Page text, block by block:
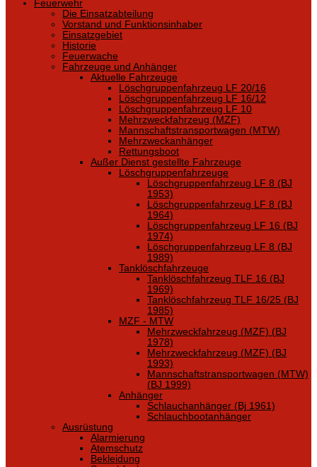
Feuerwehr
Die Einsatzabteilung
Vorstand und Funktionsinhaber
Einsatzgebiet
Historie
Feuerwache
Fahrzeuge und Anhänger
Aktuelle Fahrzeuge
Löschgruppenfahrzeug LF 20/16
Löschgruppenfahrzeug LF 16/12
Löschgruppenfahrzeug LF 10
Mehrzweckfahrzeug (MZF)
Mannschaftstransportwagen (MTW)
Mehrzweckanhänger
Rettungsboot
Außer Dienst gestellte Fahrzeuge
Löschgruppenfahrzeuge
Löschgruppenfahrzeug LF 8 (BJ
1953)
Löschgruppenfahrzeug LF 8 (BJ
1964)
Löschgruppenfahrzeug LF 16 (BJ
1974)
Löschgruppenfahrzeug LF 8 (BJ
1989)
Tanklöschfahrzeuge
Tanklöschfahrzeug TLF 16 (BJ
1969)
Tanklöschfahrzeug TLF 16/25 (BJ
1985)
MZF - MTW
Mehrzweckfahrzeug (MZF) (BJ
1978)
Mehrzweckfahrzeug (MZF) (BJ
1993)
Mannschaftstransportwagen (MTW)
(BJ 1999)
Anhänger
Schlauchanhänger (Bj 1961)
Schlauchbootanhänger
Ausrüstung
Alarmierung
Atemschutz
Bekleidung